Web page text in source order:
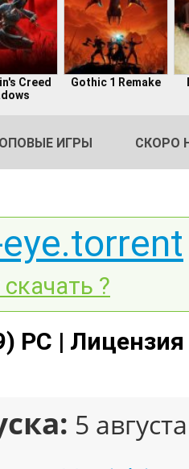
Creed
Gothic 1 Remake
ИГРЫ СКОРО
?
PC | Лицензия
5